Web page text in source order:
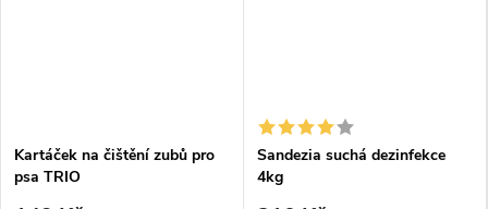
Kartáček na čištění zubů pro
psa TRIO
Sandezia suchá dezinfekce
4kg